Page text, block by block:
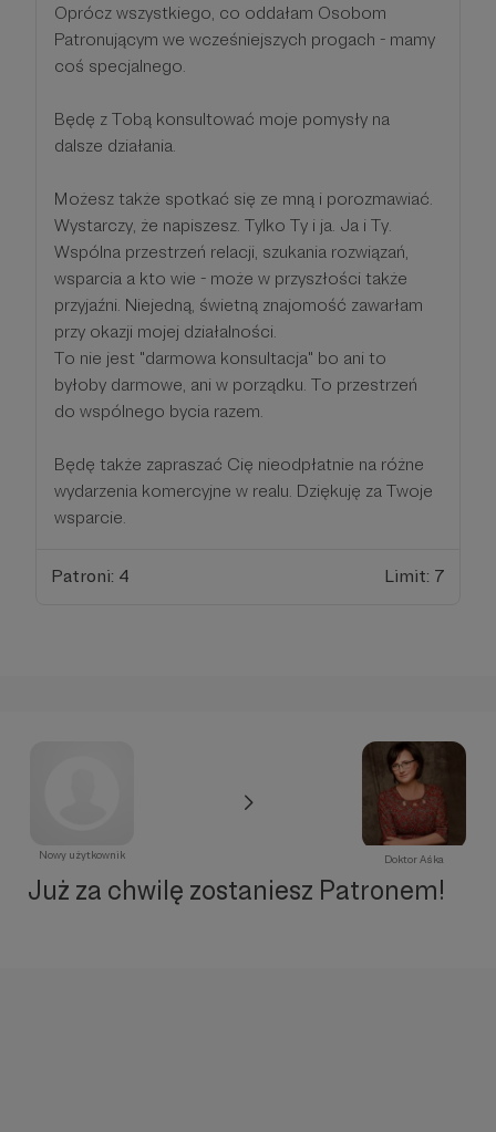
Oprócz wszystkiego, co oddałam Osobom
Patronującym we wcześniejszych progach - mamy
coś specjalnego.
Będę z Tobą konsultować moje pomysły na
dalsze działania.
Możesz także spotkać się ze mną i porozmawiać.
Wystarczy, że napiszesz. Tylko Ty i ja. Ja i Ty.
Wspólna przestrzeń relacji, szukania rozwiązań,
wsparcia a kto wie - może w przyszłości także
przyjaźni. Niejedną, świetną znajomość zawarłam
przy okazji mojej działalności.
To nie jest "darmowa konsultacja" bo ani to
byłoby darmowe, ani w porządku. To przestrzeń
do wspólnego bycia razem.
Będę także zapraszać Cię nieodpłatnie na różne
wydarzenia komercyjne w realu. Dziękuję za Twoje
wsparcie.
Patroni: 4 Limit: 7
Nowy użytkownik Doktor Aśka
Już za chwilę zostaniesz Patronem!